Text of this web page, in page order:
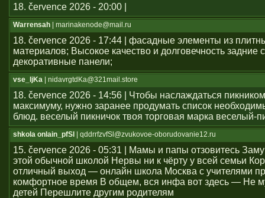
18. července 2026 - 20:00 |
Warrensah | marinakenode@mail.ru
18. července 2026 - 17:44 | фасадные элементы из
материалов; Высокое качество и долговечность задние
декоративные панели;
vse_ljKa | nidavrgtdKa@321mail.store
18. července 2026 - 14:56 | Чтобы наслаждаться
максимуму, нужно заранее продумать список
блюд. веселый пикничок твоя торговая марка веселый-
shkola onlain_pfSl | qddrrfzvfSl@zvukovoe-oborudovanie12.ru
15. července 2026 - 05:31 | Мамы и папы отзовитесь
этой обычной школой Нервы ни к чёрту у всей семьи
отличный выход — онлайн школа Москва с учителями
комфортное время В общем, вся инфа вот здесь — Не
детей Перешлите другим родителям